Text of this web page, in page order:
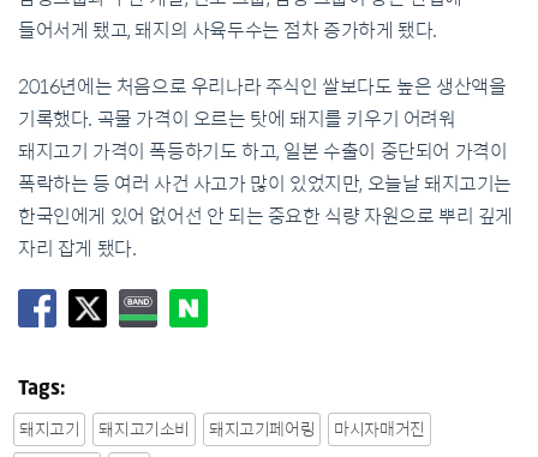
들어서게 됐고, 돼지의 사육두수는 점차 증가하게 됐다.
2016년에는 처음으로 우리나라 주식인 쌀보다도 높은 생산액을
기록했다. 곡물 가격이 오르는 탓에 돼지를 키우기 어려워
돼지고기 가격이 폭등하기도 하고, 일본 수출이 중단되어 가격이
폭락하는 등 여러 사건 사고가 많이 있었지만, 오늘날 돼지고기는
한국인에게 있어 없어선 안 되는 중요한 식량 자원으로 뿌리 깊게
자리 잡게 됐다.
Tags:
돼지고기 돼지고기소비 돼지고기페어링
마시자매거진